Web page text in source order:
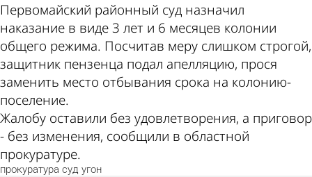
Первомайский районный суд назначил
наказание в виде 3 лет и 6 месяцев колонии
общего режима. Посчитав меру слишком строгой,
защитник пензенца подал апелляцию, прося
заменить место отбывания срока на колонию-
поселение.
Жалобу оставили без удовлетворения, а приговор
- без изменения, сообщили в областной
прокуратуре.
прокуратура суд угон